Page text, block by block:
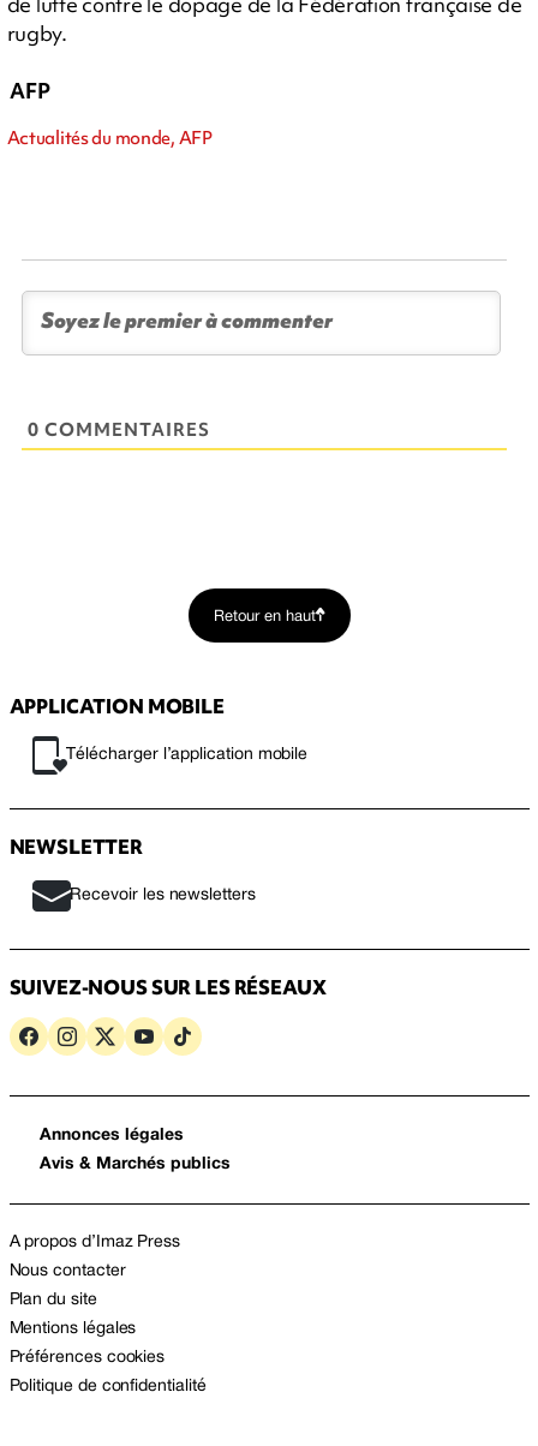
rugby.
AFP
Actualités du monde, AFP
0 COMMENTAIRES
Retour en haut
APPLICATION MOBILE
Télécharger l’application mobile
NEWSLETTER
Recevoir les newsletters
SUIVEZ-NOUS SUR LES RÉSEAUX
Annonces légales
Avis & Marchés publics
A propos d’Imaz Press
Nous contacter
Plan du site
Mentions légales
Préférences cookies
Politique de confidentialité